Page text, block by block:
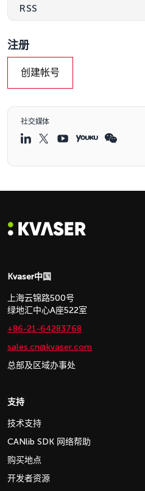
RSS
注册
创建帐号
社交媒体
Kvaser中国
上海云锦路500号
绿地汇中心A座522室
+86-21-64283768
sales.cn@kvaser.com
总部及区域办事处
支持
技术支持
CANlib SDK 网络帮助
购买地点
开发者资源